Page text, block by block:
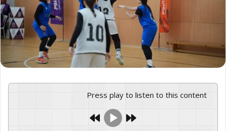
Press play to listen to this content